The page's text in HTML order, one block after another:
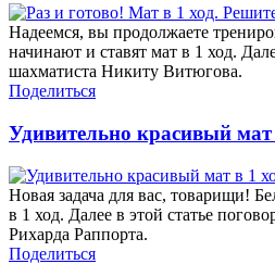
Надеемся, вы продолжаете
начинают и ставят мат в 1 ход.
шахматиста Никиту Витюгова.
Поделиться
Удивительно красивый мат
Новая задача для вас, товарищи!
в 1 ход. Далее в этой статье
Рихарда Раппорта.
Поделиться